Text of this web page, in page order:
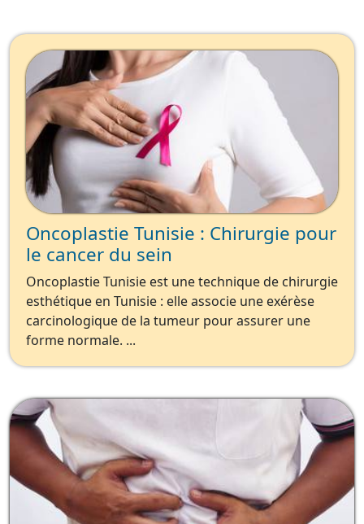
Oncoplastie Tunisie : Chirurgie pour
le cancer du sein
Oncoplastie Tunisie est une technique de chirurgie
esthétique en Tunisie : elle associe une exérèse
carcinologique de la tumeur pour assurer une
forme normale. ...